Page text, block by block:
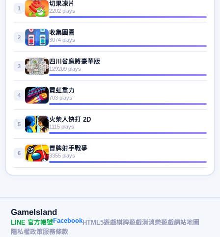
1
切果凍片
2202 plays
2
收集圓圈
3074 plays
3
四川省麻將豪華版
129209 plays
4
霓虹重力
703 plays
5
火柴人快打 2D
1115 plays
6
冒牌射手戰爭
3355 plays
GameIsland
LINE 官方帳號FacebookHTML5遊戲棋牌遊戲消消樂遊戲網站地圖
隱私權政策服務條款